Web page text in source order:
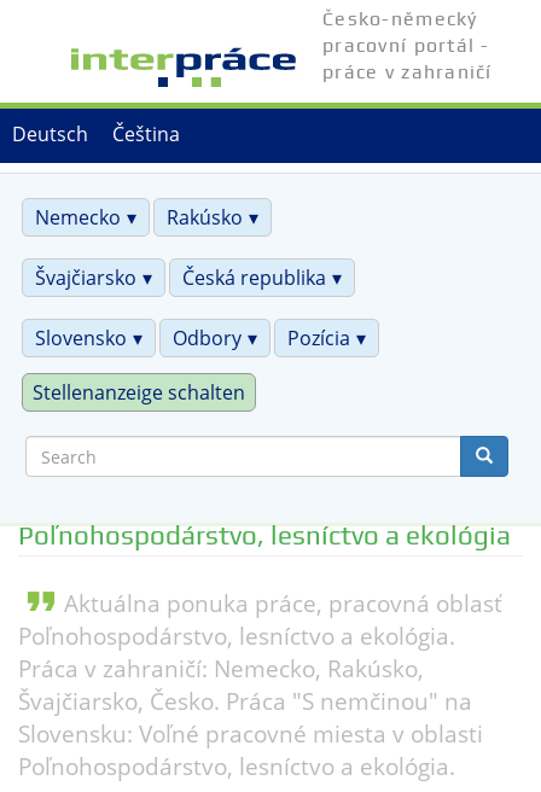
Čeština
Deutsch
Česko-německý
pracovní portál -
práce v zahraničí
Nemecko Rakúsko
Švajčiarsko Česká republika
Slovensko Odbory Pozícia
Stellenanzeige schalten
Poľnohospodárstvo, lesníctvo a ekológia
format_quote Aktuálna ponuka práce, pracovná oblasť
Poľnohospodárstvo, lesníctvo a ekológia.
Práca v zahraničí: Nemecko, Rakúsko,
Švajčiarsko, Česko. Práca "S nemčinou" na
Slovensku: Voľné pracovné miesta v oblasti
Poľnohospodárstvo, lesníctvo a ekológia.